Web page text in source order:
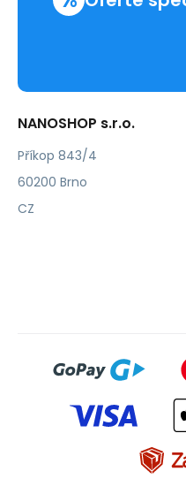
NANOSHOP s.r.o.
Příkop 843/4
60200 Brno
CZ